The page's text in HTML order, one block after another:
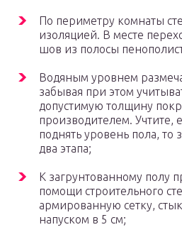
По периметру комнаты
изоляцией. В месте
шов из полосы
Водяным уровнем
забывая при этом
допустимую толщину
производителем. Учтите,
поднять уровень пола, то
два этапа;
К загрунтованному полу
помощи строительного
армированную сетку,
напуском в 5 см;